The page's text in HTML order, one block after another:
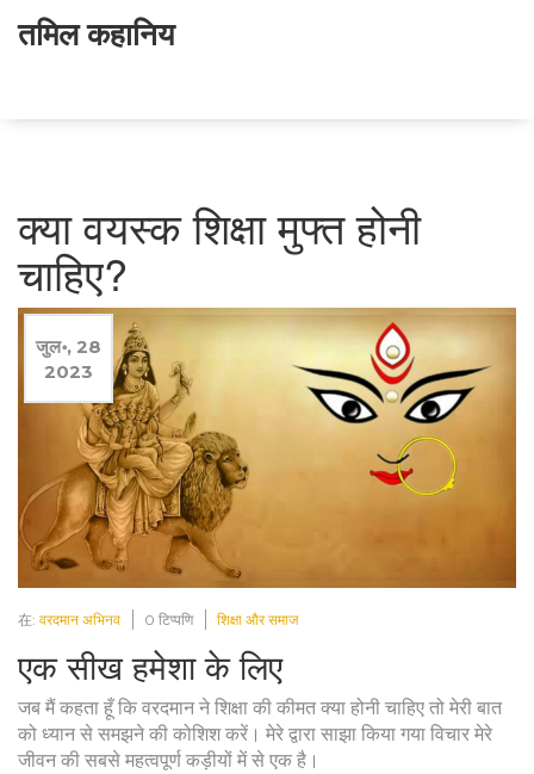
तमिल कहानिय
क्या वयस्क शिक्षा मुफ्त होनी
चाहिए?
जुल॰, 28
2023
在: वरदमान अभिनव 0 टिप्पणि शिक्षा और समाज
एक सीख हमेशा के लिए
जब मैं कहता हूँ कि वरदमान ने शिक्षा की कीमत क्या होनी चाहिए तो मेरी बात
को ध्यान से समझने की कोशिश करें। मेरे द्वारा साझा किया गया विचार मेरे
जीवन की सबसे महत्वपूर्ण कड़ीयों में से एक है।